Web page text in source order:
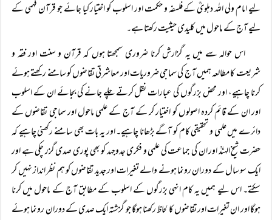
لیے امام ولی اللہ دہلویؒ کے فلسفہ و حکمت اور اسلوب کو اختیار کیا جائے جو قرآن فہمی کے
لیے آج کے ماحول میں کلیدی حیثیت رکھتا ہے۔
اس حوالہ سے میں یہ گزارش کرنا ضروری سمجھتا ہوں کہ قرآن و سنت اور فقہ و
شریعت کا مطالعہ ہمیں آج کی سماجی ضروریات اور معاشرتی تقاضوں کو سامنے رکھتے ہوئے
کرنا چاہیے، اور محض بزرگوں کی عبارات نقل کرتے چلے جانے کی بجائے ان کے اسلوب
اور ان کے قائم کردہ اصولوں کو اختیار کر کے آج کے علمی ماحول اور سماجی تقاضوں کے
دائرے میں علمی و تحقیقی کام کو آگے بڑھانا چاہیے۔ اور یہ بات بھی سامنے رکھنی چاہیے کہ
حضرت شیخ الہندؒ اور ان کی جماعت کی علمی و فکری جدوجہد کو بھی پوری صدی گزر چکی ہے اور
ایک سو سال کے دوران رونما ہونے والے تغیرات اور جدید تقاضوں کو ہم نظر انداز نہیں کر
سکتے۔ اس لیے ہمیں یہ کام انہی بزرگوں کے اسلوب کے مطابق آج کے ماحول میں کرنا
ہوگا اور ان تغیرات اور تقاضوں کا لحاظ رکھنا ہوگا جو گزشتہ ایک صدی کے دوران رونما ہوئے